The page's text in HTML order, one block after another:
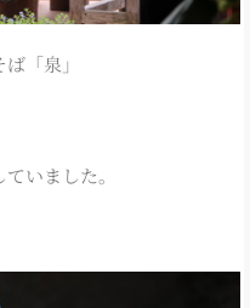
「泉」
いました。